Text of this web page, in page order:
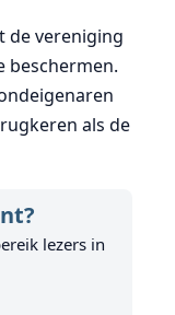
de vereniging
beschermen.
als de
lezers in